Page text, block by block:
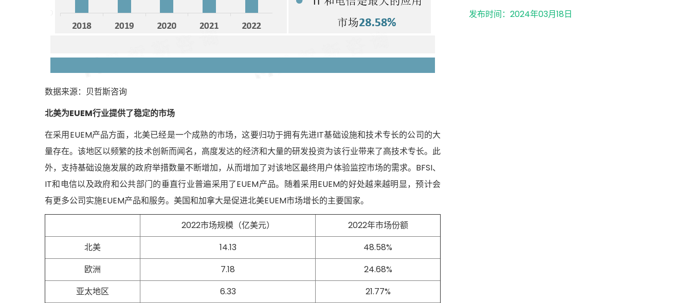
数据来源：贝哲斯咨询
北美为EUEM行业提供了稳定的市场
在采用EUEM产品方面，北美已经是一个成熟的市场，这要归功于拥有先进IT基础设施和技术专长的公司的大
量存在。该地区以频繁的技术创新而闻名，高度发达的经济和大量的研发投资为该行业带来了高技术专长。此
外，支持基础设施发展的政府举措数量不断增加，从而增加了对该地区最终用户体验监控市场的需求。BFSI、
IT和电信以及政府和公共部门的垂直行业普遍采用了EUEM产品。随着采用EUEM的好处越来越明显，预计会
有更多公司实施EUEM产品和服务。美国和加拿大是促进北美EUEM市场增长的主要国家。
2022市场规模（亿美元）
2022年市场份额
北美
14.13
48.58%
欧洲
7.18
24.68%
亚太地区
6.33
21.77%
发布时间：2024年03月18日